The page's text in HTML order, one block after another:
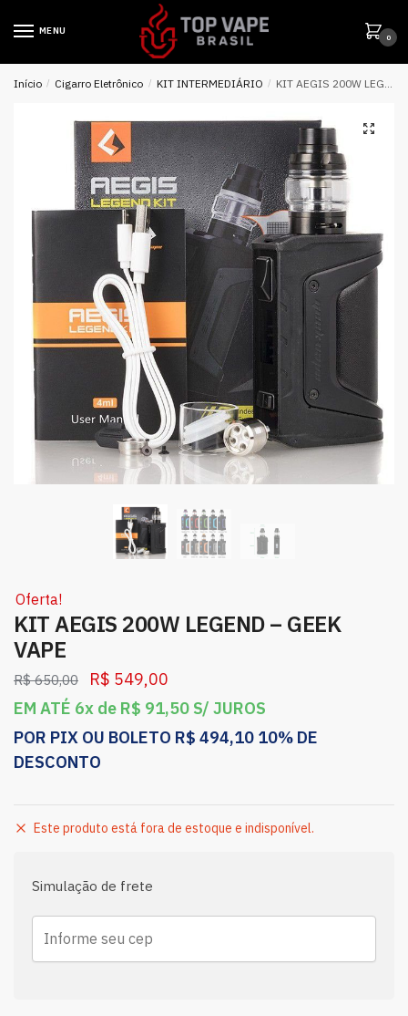
MENU
0
Início / Cigarro Eletrônico / KIT INTERMEDIÁRIO / KIT AEGIS 200W LEGEND – GEEK VAPE
Oferta!
KIT AEGIS 200W LEGEND – GEEK
VAPE
R$650,00 R$ 549,00
EM ATÉ 6x de R$ 91,50 S/ JUROS
POR PIX OU BOLETO R$ 494,10 10% DE
DESCONTO
Este produto está fora de estoque e indisponível.
Simulação de frete